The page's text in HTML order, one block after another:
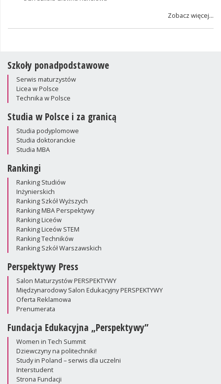
Zobacz więcej...
Szkoły ponadpodstawowe
Serwis maturzystów
Licea w Polsce
Technika w Polsce
Studia w Polsce i za granicą
Studia podyplomowe
Studia doktoranckie
Studia MBA
Rankingi
Ranking Studiów
Inżynierskich
Ranking Szkół Wyższych
Ranking MBA Perspektywy
Ranking Liceów
Ranking Liceów STEM
Ranking Techników
Ranking Szkół Warszawskich
Perspektywy Press
Salon Maturzystów PERSPEKTYWY
Międzynarodowy Salon Edukacyjny PERSPEKTYWY
Oferta Reklamowa
Prenumerata
Fundacja Edukacyjna „Perspektywy”
Women in Tech Summit
Dziewczyny na politechniki!
Study in Poland – serwis dla uczelni
Interstudent
Strona Fundacji